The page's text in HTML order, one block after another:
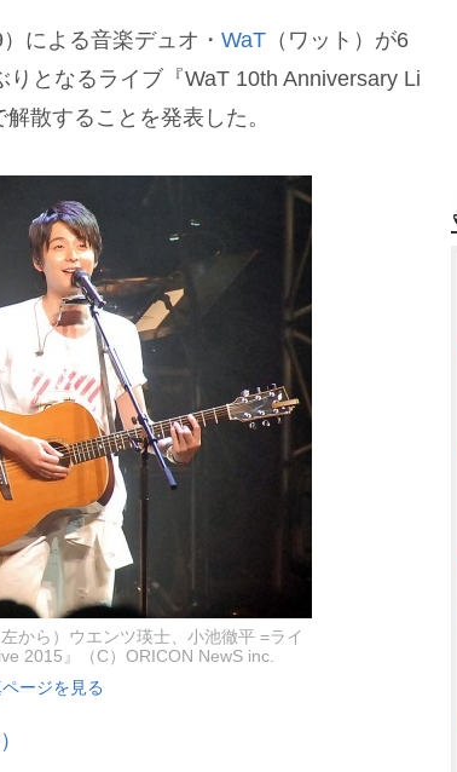
）による音楽デュオ・ WaT （ワット）が6
となるライブ『WaT 10th Anniversary Li
散することを発表した。
から）ウエンツ瑛士、小池徹平 =ライ
2015』（C）ORICON NewS inc.
ージを見る